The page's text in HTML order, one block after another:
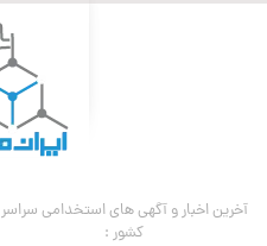
آخرین اخبار و آگهی های استخدامی سراسر
کشور :